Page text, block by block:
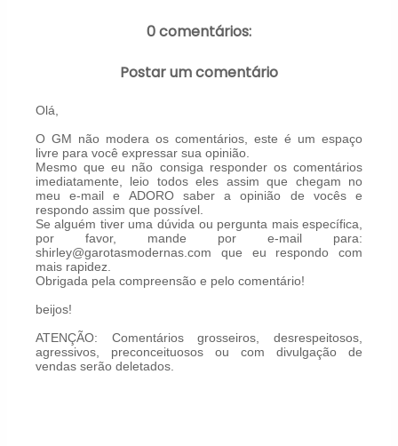
0 comentários:
Postar um comentário
Olá,
O GM não modera os comentários, este é um espaço
livre para você expressar sua opinião.
Mesmo que eu não consiga responder os comentários
imediatamente, leio todos eles assim que chegam no
meu e-mail e ADORO saber a opinião de vocês e
respondo assim que possível.
Se alguém tiver uma dúvida ou pergunta mais específica,
por favor, mande por e-mail para:
shirley@garotasmodernas.com que eu respondo com
mais rapidez.
Obrigada pela compreensão e pelo comentário!
beijos!
ATENÇÃO: Comentários grosseiros, desrespeitosos,
agressivos, preconceituosos ou com divulgação de
vendas serão deletados.